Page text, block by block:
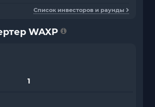
Список инвесторов и раунды
WAXP